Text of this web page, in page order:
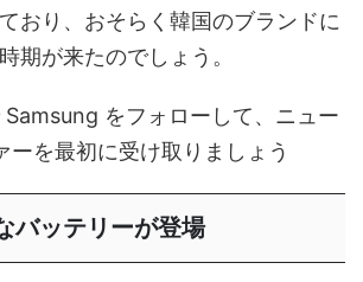
おり、おそらく韓国のブランドに
期が来たのでしょう。
をフォローして、ニュー
ーを最初に受け取りましょう
バッテリーが登場